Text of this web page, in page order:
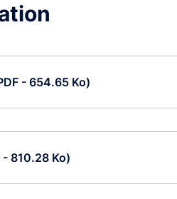
- 654.65 Ko)
810.28 Ko)